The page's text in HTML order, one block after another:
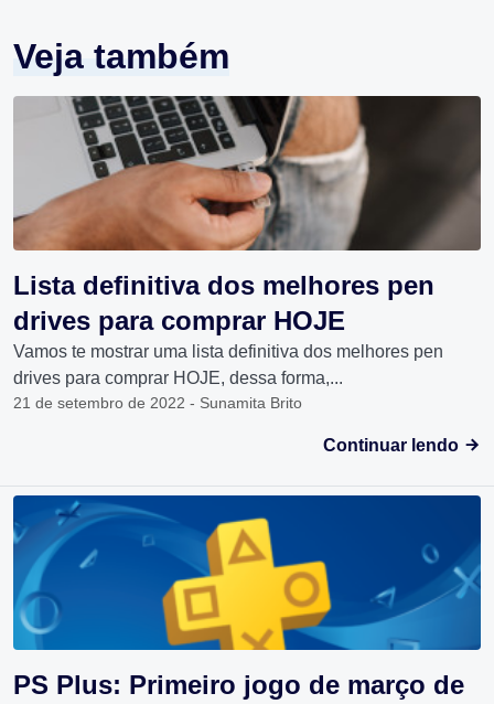
Veja também
Lista definitiva dos melhores pen
drives para comprar HOJE
Vamos te mostrar uma lista definitiva dos melhores pen
drives para comprar HOJE, dessa forma,...
21 de setembro de 2022 - Sunamita Brito
Continuar lendo
PS Plus: Primeiro jogo de março de